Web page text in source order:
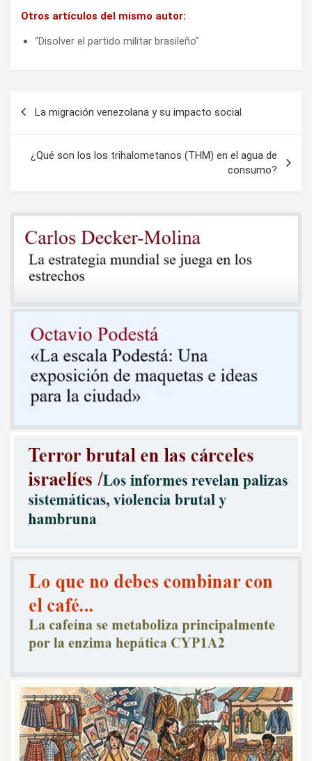
Otros artículos del mismo autor:
“Disolver el partido militar brasileño”
entradas
La migración venezolana y su impacto social
¿Qué son los los trihalometanos (THM) en el agua de
consumo?